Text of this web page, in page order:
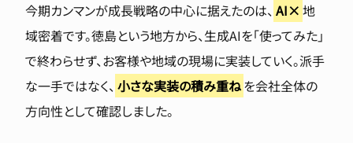
今期カンマンが成長戦略の中心に据えたのは、 AI× 地
域密着です。徳島という地方から、生成AIを「使ってみた」
で終わらせず、お客様や地域の現場に実装していく。派手
な一手ではなく、 小さな実装の積み重ねを会社全体の
方向性として確認しました。